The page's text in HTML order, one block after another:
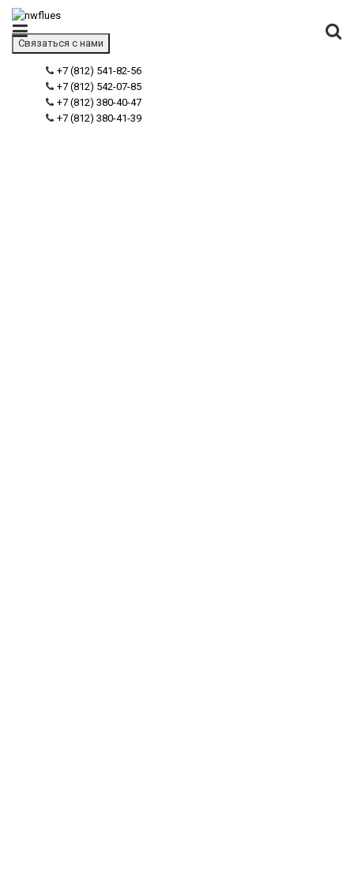
Связаться с нами
+7 (812) 541-82-56
+7 (812) 542-07-85
+7 (812) 380-40-47
+7 (812) 380-41-39